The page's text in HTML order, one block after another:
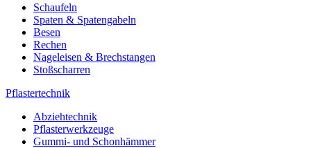
Schaufeln
Spaten & Spatengabeln
Besen
Rechen
Nageleisen & Brechstangen
Stoßscharren
Pflastertechnik
Abziehtechnik
Pflasterwerkzeuge
Gummi- und Schonhämmer